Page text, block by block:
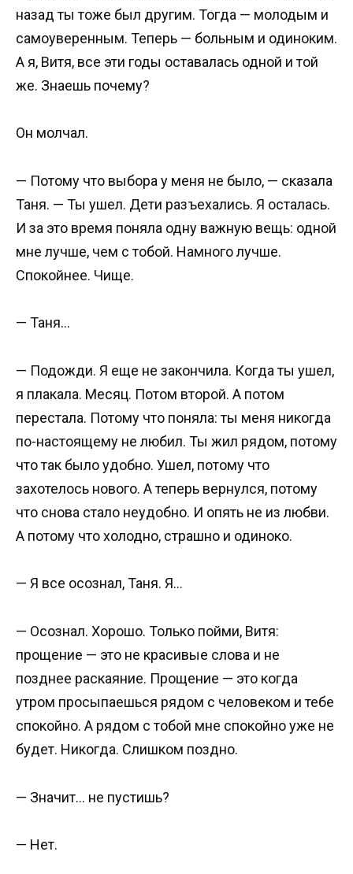
назад ты тоже был другим. Тогда — молодым и
самоуверенным. Теперь — больным и одиноким.
А я, Витя, все эти годы оставалась одной и той
же. Знаешь почему?
Он молчал.
— Потому что выбора у меня не было, — сказала
Таня. — Ты ушел. Дети разъехались. Я осталась.
И за это время поняла одну важную вещь: одной
мне лучше, чем с тобой. Намного лучше.
Спокойнее. Чище.
— Таня…
— Подожди. Я еще не закончила. Когда ты ушел,
я плакала. Месяц. Потом второй. А потом
перестала. Потому что поняла: ты меня никогда
по-настоящему не любил. Ты жил рядом, потому
что так было удобно. Ушел, потому что
захотелось нового. А теперь вернулся, потому
что снова стало неудобно. И опять не из любви.
А потому что холодно, страшно и одиноко.
— Я все осознал, Таня. Я…
— Осознал. Хорошо. Только пойми, Витя:
прощение — это не красивые слова и не
позднее раскаяние. Прощение — это когда
утром просыпаешься рядом с человеком и тебе
спокойно. А рядом с тобой мне спокойно уже не
будет. Никогда. Слишком поздно.
— Значит… не пустишь?
— Нет.